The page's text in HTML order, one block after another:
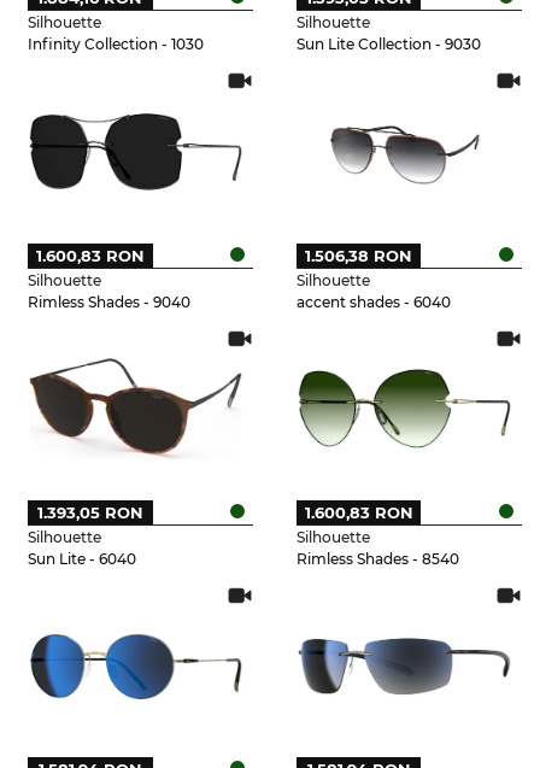
Silhouette
Infinity Collection - 1030
Silhouette
Sun Lite Collection - 9030
Silhouette
Rimless Shades - 9040
1.600,83 RON
Silhouette
accent shades - 6040
1.506,38 RON
Silhouette
Sun Lite - 6040
1.393,05 RON
Silhouette
Rimless Shades - 8540
1.600,83 RON